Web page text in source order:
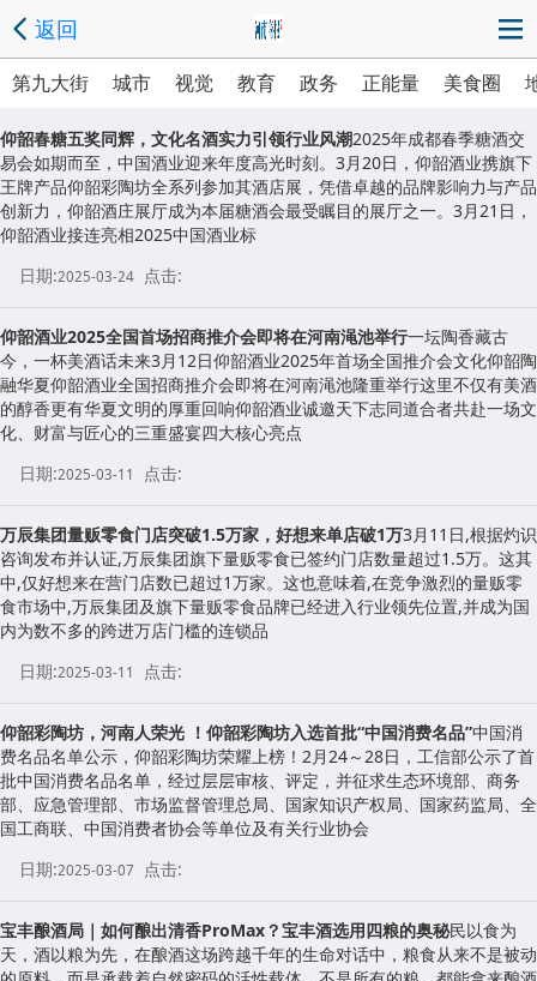
返回
第九大街 城市 视觉 教育 政务 正能量 美食圈
仰韶春糖五奖同辉，文化名酒实力引领行业风潮2025年成都春季糖酒交
易会如期而至，中国酒业迎来年度高光时刻。3月20日，仰韶酒业携旗下
王牌产品仰韶彩陶坊全系列参加其酒店展，凭借卓越的品牌影响力与产品
创新力，仰韶酒庄展厅成为本届糖酒会最受瞩目的展厅之一。3月21日，
仰韶酒业接连亮相2025中国酒业标
日期:2025-03-24 点击:
仰韶酒业2025全国首场招商推介会即将在河南渑池举行一坛陶香藏古
今，一杯美酒话未来3月12日仰韶酒业2025年首场全国推介会文化仰韶陶
融华夏仰韶酒业全国招商推介会即将在河南渑池隆重举行这里不仅有美酒
的醇香更有华夏文明的厚重回响仰韶酒业诚邀天下志同道合者共赴一场文
化、财富与匠心的三重盛宴四大核心亮点
日期:2025-03-11 点击:
万辰集团量贩零食门店突破1.5万家，好想来单店破1万3月11日,根据灼识
咨询发布并认证,万辰集团旗下量贩零食已签约门店数量超过1.5万。这其
中,仅好想来在营门店数已超过1万家。这也意味着,在竞争激烈的量贩零
食市场中,万辰集团及旗下量贩零食品牌已经进入行业领先位置,并成为国
内为数不多的跨进万店门槛的连锁品
日期:2025-03-11 点击:
仰韶彩陶坊，河南人荣光 ！仰韶彩陶坊入选首批“中国消费名品”中国消
费名品名单公示，仰韶彩陶坊荣耀上榜！2月24～28日，工信部公示了首
批中国消费名品名单，经过层层审核、评定，并征求生态环境部、商务
部、应急管理部、市场监督管理总局、国家知识产权局、国家药监局、全
国工商联、中国消费者协会等单位及有关行业协会
日期:2025-03-07 点击:
宝丰酿酒局｜如何酿出清香ProMax？宝丰酒选用四粮的奥秘民以食为
天，酒以粮为先，在酿酒这场跨越千年的生命对话中，粮食从来不是被动